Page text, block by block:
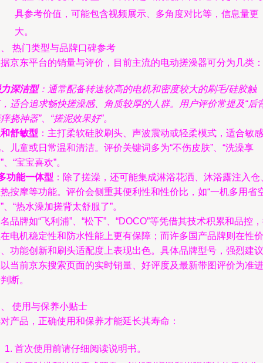
具参考价值，可能包含视频展示、多角度对比等，信息量更
大。
热门类型与品牌口碑参考
京东平台的销量与评价，目前主流的电动搓澡器可分为几类：
深洁型：通常配备转速较高的电机和密度较大的刷毛/硅胶触
适合追求畅快搓澡感、角质较厚的人群。用户评价常提及“后
挠神器”、“搓泥效果好”。
舒敏型 ：主打柔软硅胶刷头、声波震动或轻柔模式，适合敏感
儿童或日常温和清洁。评价关键词多为“不伤皮肤”、“洗澡享
、“宝宝喜欢”。
功能一体型 ：除了搓澡，还可能集成淋浴花洒、沐浴露注入仓
按摩等功能。评价会侧重其便利性和性价比，如“一机多用省
、“热水澡加搓背太舒服了”。
品牌如“飞利浦”、“松下”、“DOCO”等凭借其技术积累和品控
电机稳定性和防水性能上更有保障；而许多国产品牌则在性价
功能创新和刷头适配度上表现出色。具体品牌型号，强烈建议
当前京东搜索页面的实时销量、好评度及最新带图评价为准进
断。
使用与保养小贴士
产品，正确使用和保养才能延长其寿命：
首次使用前请仔细阅读说明书。